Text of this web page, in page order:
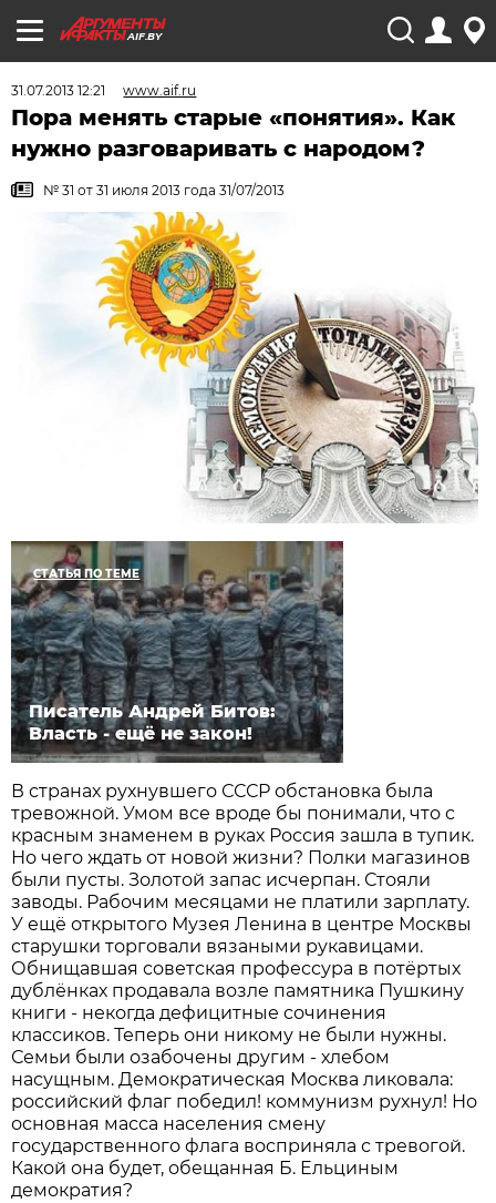
AIF.BY
31.07.2013 12:21 www.aif.ru
Пора менять старые «понятия». Как
нужно разговаривать с народом?
№ 31 от 31 июля 2013 года 31/07/2013
СТАТЬЯ ПО ТЕМЕ
Писатель Андрей Битов:
Власть - ещё не закон!
В странах рухнувшего СССР обстановка была
тревожной. Умом все вроде бы понимали, что с
красным знаменем в руках Россия зашла в тупик.
Но чего ждать от новой жизни? Полки магазинов
были пусты. Золотой запас исчерпан. Стояли
заводы. Рабочим месяцами не платили зарплату.
У ещё открытого Музея Ленина в центре Москвы
старушки торговали вязаными рукавицами.
Обнищавшая советская профессура в потёртых
дублёнках продавала возле памятника Пушкину
книги - некогда дефицитные сочинения
классиков. Теперь они никому не были нужны.
Семьи были озабочены другим - хлебом
насущным. Демократическая Москва ликовала:
российский флаг победил! коммунизм рухнул! Но
основная масса населения смену
государственного флага восприняла с тревогой.
Какой она будет, обещанная Б. Ельциным
демократия?